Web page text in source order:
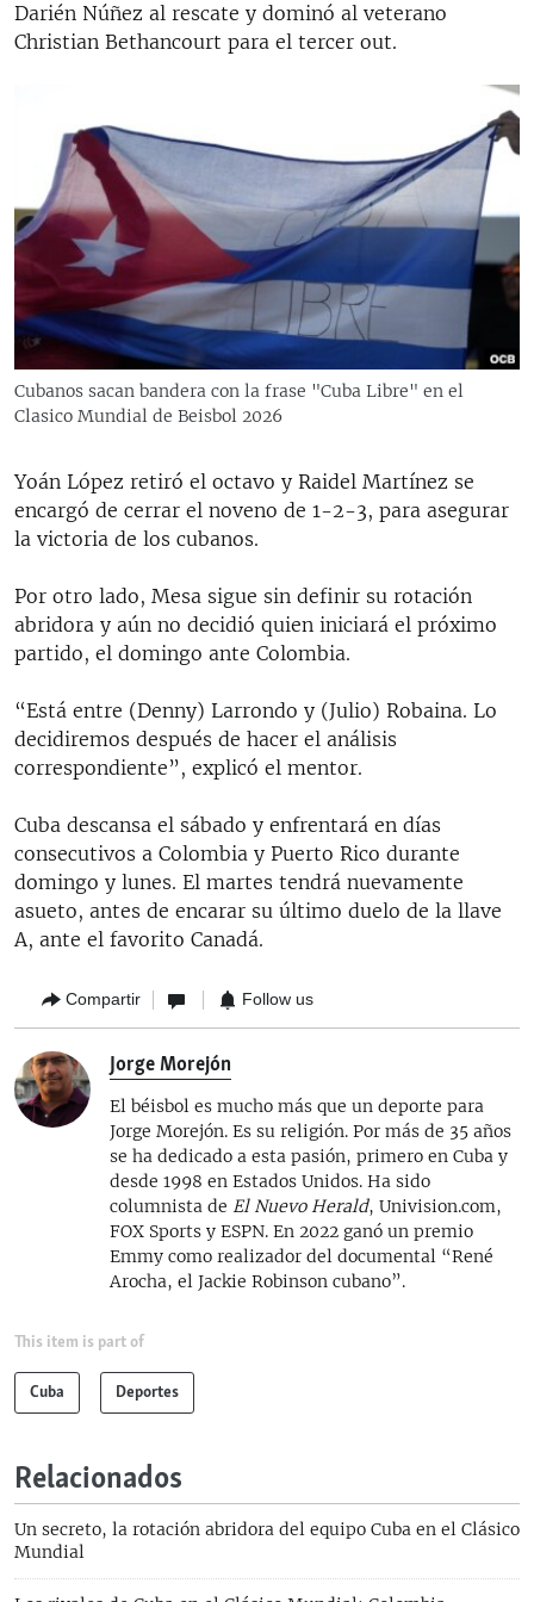
Darién Núñez al rescate y dominó al veterano
Christian Bethancourt para el tercer out.
Cubanos sacan bandera con la frase "Cuba Libre" en el
Clasico Mundial de Beisbol 2026
Yoán López retiró el octavo y Raidel Martínez se
encargó de cerrar el noveno de 1-2-3, para asegurar
la victoria de los cubanos.
Por otro lado, Mesa sigue sin definir su rotación
abridora y aún no decidió quien iniciará el próximo
partido, el domingo ante Colombia.
“Está entre (Denny) Larrondo y (Julio) Robaina. Lo
decidiremos después de hacer el análisis
correspondiente”, explicó el mentor.
Cuba descansa el sábado y enfrentará en días
consecutivos a Colombia y Puerto Rico durante
domingo y lunes. El martes tendrá nuevamente
asueto, antes de encarar su último duelo de la llave
A, ante el favorito Canadá.
Compartir Follow us
Jorge Morejón
El béisbol es mucho más que un deporte para
Jorge Morejón. Es su religión. Por más de 35 años
se ha dedicado a esta pasión, primero en Cuba y
desde 1998 en Estados Unidos. Ha sido
columnista de El Nuevo Herald, Univision.com,
FOX Sports y ESPN. En 2022 ganó un premio
Emmy como realizador del documental “René
Arocha, el Jackie Robinson cubano”.
This item is part of
Cuba Deportes
Relacionados
Un secreto, la rotación abridora del equipo Cuba en el Clásico
Mundial